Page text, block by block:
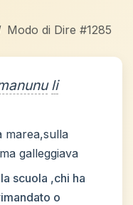
Modo di Dire #1285
li
marea,sulla
galleggiava
scuola ,chi ha
o